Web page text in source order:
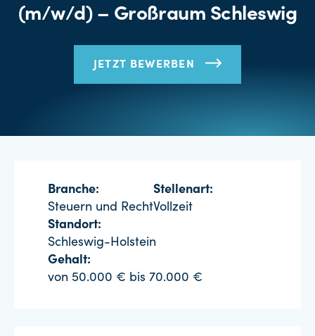
(m/w/d) – Großraum Schleswig
JETZT BEWERBEN
Branche:
Steuern und Recht
Stellenart:
Vollzeit
Standort:
Schleswig-Holstein
Gehalt:
von 50.000 € bis 70.000 €